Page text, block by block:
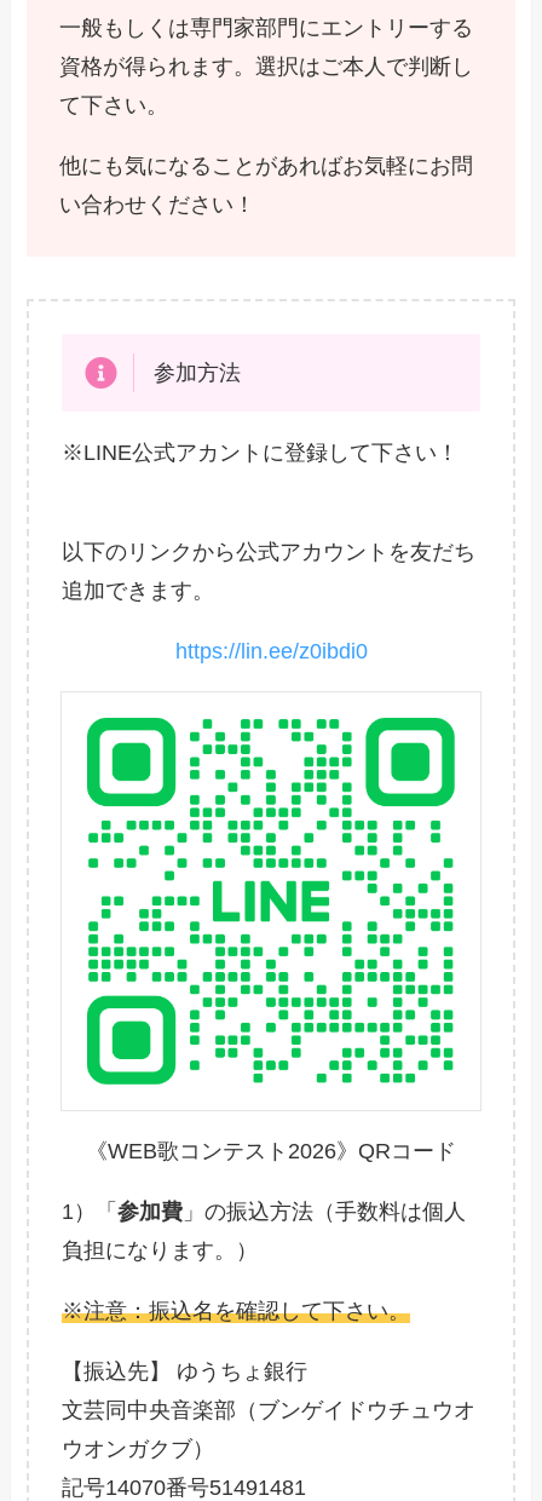
一般もしくは専門家部門にエントリーする
資格が得られます。選択はご本人で判断し
て下さい。
他にも気になることがあればお気軽にお問
い合わせください！
参加方法
※LINE公式アカントに登録して下さい！
以下のリンクから公式アカウントを友だち
追加できます。
https://lin.ee/z0ibdi0
《WEB歌コンテスト2026》QRコード
1）「参加費 」の振込方法（手数料は個人
負担になります。）
※注意：振込名を確認して下さい。
【振込先】 ゆうちょ銀行
文芸同中央音楽部（ブンゲイドウチュウオ
ウオンガクブ）
記号14070番号51491481